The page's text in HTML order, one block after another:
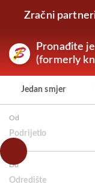
Zračni
Pronađite
(formerly
Jedan smjer
Od
Podrijetlo
Do
Odredište